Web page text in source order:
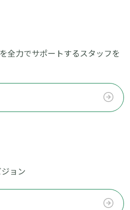
全力でサポートするスタッフを
ョン